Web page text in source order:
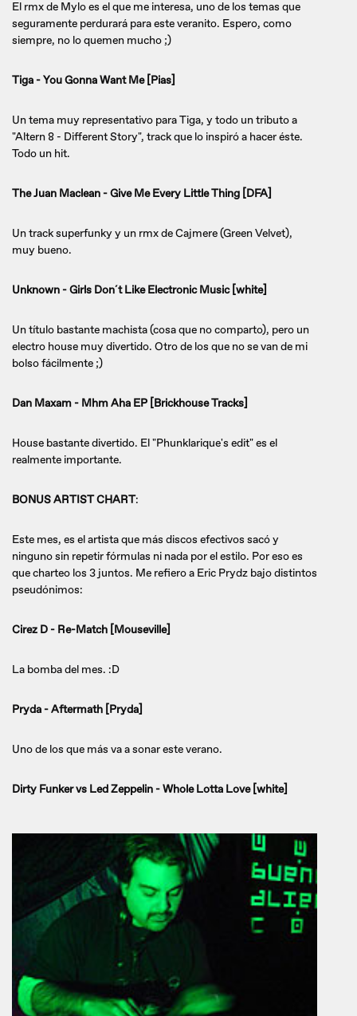
El rmx de Mylo es el que me interesa, uno de los temas que
seguramente perdurará para este veranito. Espero, como
siempre, no lo quemen mucho ;)
Tiga - You Gonna Want Me [Pias]
Un tema muy representativo para Tiga, y todo un tributo a
"Altern 8 - Different Story", track que lo inspiró a hacer éste.
Todo un hit.
The Juan Maclean - Give Me Every Little Thing [DFA]
Un track superfunky y un rmx de Cajmere (Green Velvet),
muy bueno.
Unknown - Girls Don´t Like Electronic Music [white]
Un título bastante machista (cosa que no comparto), pero un
electro house muy divertido. Otro de los que no se van de mi
bolso fácilmente ;)
Dan Maxam - Mhm Aha EP [Brickhouse Tracks]
House bastante divertido. El "Phunklarique's edit" es el
realmente importante.
BONUS ARTIST CHART:
Este mes, es el artista que más discos efectivos sacó y
ninguno sin repetir fórmulas ni nada por el estilo. Por eso es
que charteo los 3 juntos. Me refiero a Eric Prydz bajo distintos
pseudónimos:
Cirez D - Re-Match [Mouseville]
La bomba del mes. :D
Pryda - Aftermath [Pryda]
Uno de los que más va a sonar este verano.
Dirty Funker vs Led Zeppelin - Whole Lotta Love [white]